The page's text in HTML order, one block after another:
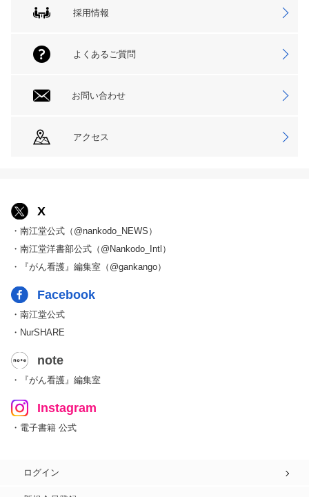
採用情報
よくあるご質問
お問い合わせ
アクセス
X
・南江堂公式（@nankodo_NEWS）
・南江堂洋書部公式（@Nankodo_Intl）
・『がん看護』編集室（@gankango）
Facebook
・南江堂公式
・NurSHARE
note
・『がん看護』編集室
Instagram
・電子書籍 公式
ログイン